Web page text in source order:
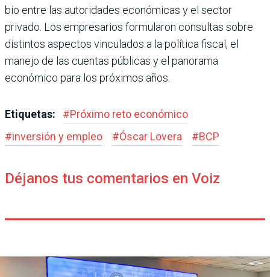
bio entre las autoridades eco­nómicas y el sector
privado. Los empresarios formula­ron consultas sobre
distin­tos aspectos vinculados a la política fiscal, el
manejo de las cuentas públicas y el panorama
económico para los próximos años.
Etiquetas: #Próximo reto económico
#inversión y empleo #Óscar Lovera #BCP
Déjanos tus comentarios en Voiz